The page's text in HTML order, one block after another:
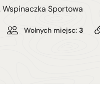
Sportowa
Wolnych miejsc: 3